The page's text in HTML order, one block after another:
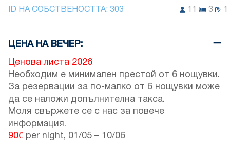
ID НА СОБСТВЕНОСТТА: 303 11 3 1
ЦЕНА НА ВЕЧЕР:
Ценова листа 2026
Необходим е минимален престой от 6 нощувки.
За резервации за по-малко от 6 нощувки може
да се наложи допълнителна такса.
Моля свържете се с нас за повече
информация.
90€ per night, 01/05 – 10/06